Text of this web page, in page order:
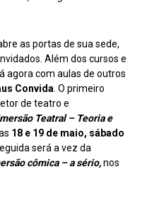
as portas de sua sede,
Além dos cursos e
agora com aulas de outros
Convida . O primeiro
de teatro e
Teatral – Teoria e
18 e 19 de maio, sábado
será a vez da
cômica – a sério,nos